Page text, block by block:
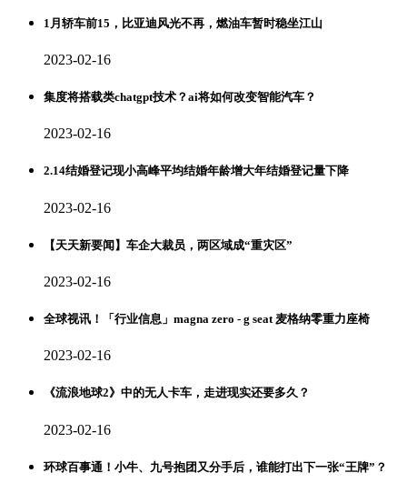
1月轿车前15，比亚迪风光不再，燃油车暂时稳坐江山
2023-02-16
集度将搭载类chatgpt技术？ai将如何改变智能汽车？
2023-02-16
2.14结婚登记现小高峰平均结婚年龄增大年结婚登记量下降
2023-02-16
【天天新要闻】车企大裁员，两区域成“重灾区”
2023-02-16
全球视讯！「行业信息」magna zero - g seat 麦格纳零重力座椅
2023-02-16
《流浪地球2》中的无人卡车，走进现实还要多久？
2023-02-16
环球百事通！小牛、九号抱团又分手后，谁能打出下一张“王牌”？